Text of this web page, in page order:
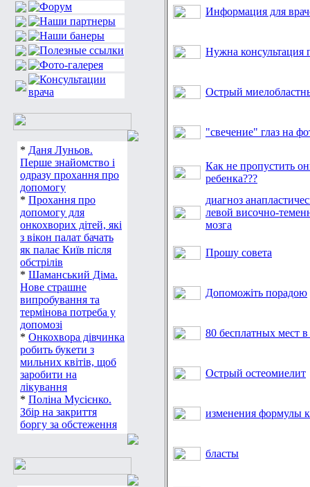
* Даня Луньов.
Перше знайомство і
одразу прохання про
допомогу
* Прохання про
допомогу для
онкохворих дітей, які
з вікон палат бачать
як палає Київ після
обстрілів
* Шаманський Діма.
Нове страшне
випробування та
термінова потреба у
допомозі
* Онкохвора дівчинка
робить букети з
мильних квітів, щоб
заробити на
лікування
* Поліна Мусієнко.
Збір на закриття
боргу за обстеження
Информация для
Нужна консультация
Острый
"свечение" глаз на
Как не пропустить
ребенка???
диагноз
левой височно-
мозга
Прошу совета
Допоможіть порадою
80 бесплатных мест
Острый остеомиелит
изменения формулы
бласты